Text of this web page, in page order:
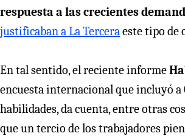
respuesta a las crecientes
justificaban a La Terceraeste tipo de
En tal sentido, el reciente informe
encuesta internacional que incluyó a
habilidades, da cuenta, entre otras
que un tercio de los trabajadores